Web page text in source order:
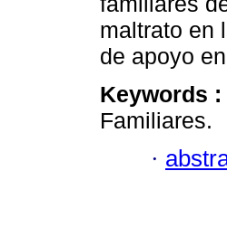
maltrato en
de apoyo
Keywords :
Familiares.
·